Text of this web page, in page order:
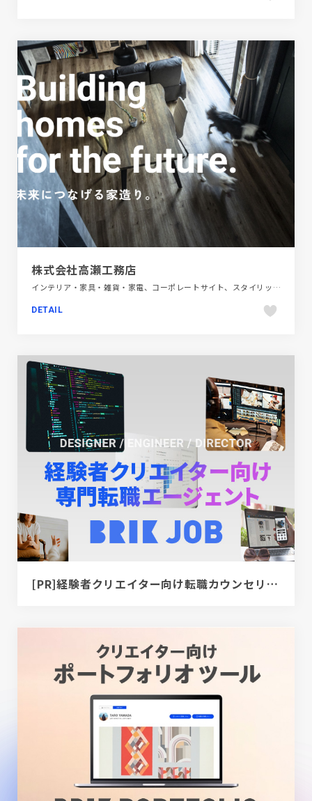
株式会社高瀬工務店
インテリア・家具・雑貨・家電、コーポレートサイト、スタイリッシュ、タイポグラフィー、フラットデザイン、ホワイト系、建設・住宅・不動産
DETAIL
[PR]経験者クリエイター向け転職カウンセリング｜デザイナー / ディレクター / エンジニア